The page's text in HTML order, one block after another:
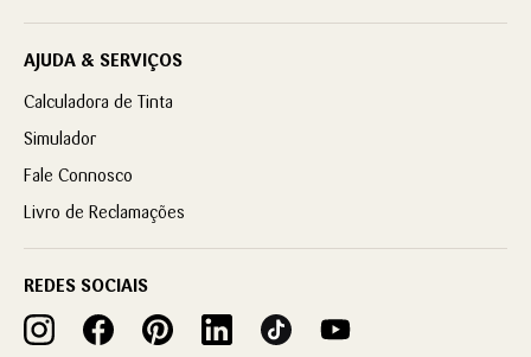
AJUDA & SERVIÇOS
Calculadora de Tinta
Simulador
Fale Connosco
Livro de Reclamações
REDES SOCIAIS